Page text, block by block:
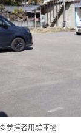
参拝者用駐車場